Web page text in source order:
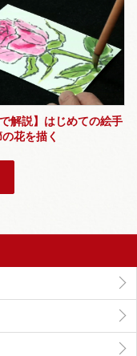
で解説】はじめての絵手
花を描く